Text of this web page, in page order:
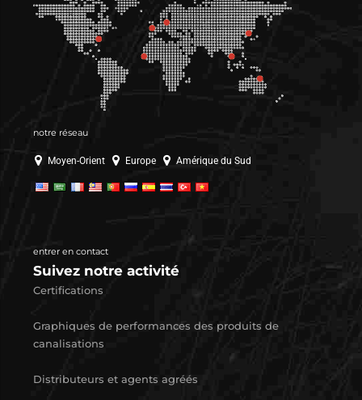
notre réseau
Moyen-Orient Europe Amérique du Sud
entrer en contact
Suivez notre activité
Certifications
Graphiques de performances des produits de
canalisations
Distributeurs et agents agréés